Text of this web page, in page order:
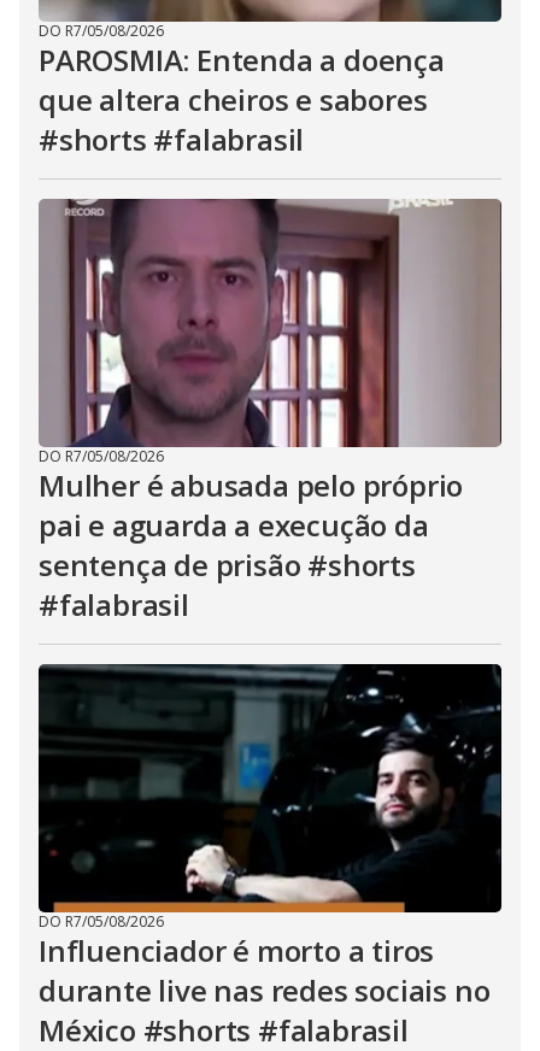
DO R7/05/08/2026
PAROSMIA: Entenda a doença
que altera cheiros e sabores
#shorts #falabrasil
DO R7/05/08/2026
Mulher é abusada pelo próprio
pai e aguarda a execução da
sentença de prisão #shorts
#falabrasil
DO R7/05/08/2026
Influenciador é morto a tiros
durante live nas redes sociais no
México #shorts #falabrasil